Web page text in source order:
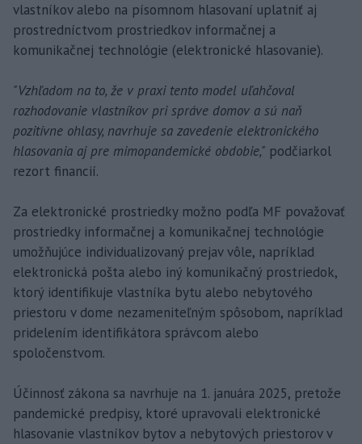
vlastníkov alebo na písomnom hlasovaní uplatniť aj
prostredníctvom prostriedkov informačnej a
komunikačnej technológie (elektronické hlasovanie).
"Vzhľadom na to, že v praxi tento model uľahčoval
rozhodovanie vlastníkov pri správe domov a sú naň
pozitívne ohlasy, navrhuje sa zavedenie elektronického
hlasovania aj pre mimopandemické obdobie," podčiarkol
rezort financií.
Za elektronické prostriedky možno podľa MF považovať
prostriedky informačnej a komunikačnej technológie
umožňujúce individualizovaný prejav vôle, napríklad
elektronická pošta alebo iný komunikačný prostriedok,
ktorý identifikuje vlastníka bytu alebo nebytového
priestoru v dome nezameniteľným spôsobom, napríklad
pridelením identifikátora správcom alebo
spoločenstvom.
Účinnosť zákona sa navrhuje na 1. januára 2025, pretože
pandemické predpisy, ktoré upravovali elektronické
hlasovanie vlastníkov bytov a nebytových priestorov v